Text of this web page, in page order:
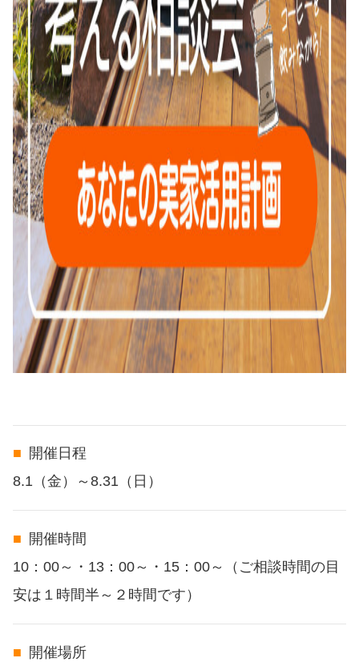
開催日程
8.1（金）～8.31（日）
開催時間
10：00～・13：00～・15：00～（ご相談時間の目
安は１時間半～２時間です）
開催場所